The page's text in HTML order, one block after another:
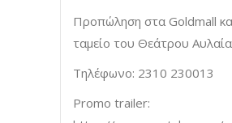
Προπώληση στα Goldmall
ταμείο του Θεάτρου Αυλαία
Τηλέφωνο: 2310 230013
Promo trailer: